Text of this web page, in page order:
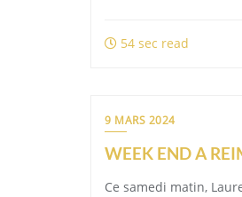
54 sec read
9 MARS 2024
WEEK END A
Ce samedi matin,